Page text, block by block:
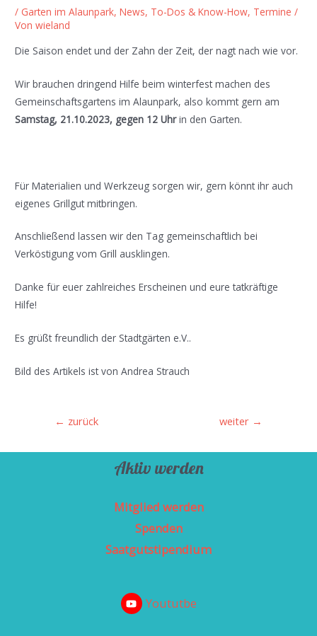
/ Garten im Alaunpark,News, To-Dos & Know-How, Termine /
Vonwieland
Die Saison endet und der Zahn der Zeit, der nagt nach wie vor.
Wir brauchen dringend Hilfe beim winterfest machen des
Gemeinschaftsgartens im Alaunpark, also kommt gern am
Samstag, 21.10.2023, gegen 12 Uhrin den Garten.
Für Materialien und Werkzeug sorgen wir, gern könnt ihr auch
eigenes Grillgut mitbringen.
Anschließend lassen wir den Tag gemeinschaftlich bei
Verköstigung vom Grill ausklingen.
Danke für euer zahlreiches Erscheinen und eure tatkräftige
Hilfe!
Es grüßt freundlich der Stadtgärten e.V..
Bild des Artikels ist von Andrea Strauch
Beitragsnavigation
← zurück weiter →
Aktiv werden
Mitglied werden
Spenden
Saatgutstipendium
Yoututbe